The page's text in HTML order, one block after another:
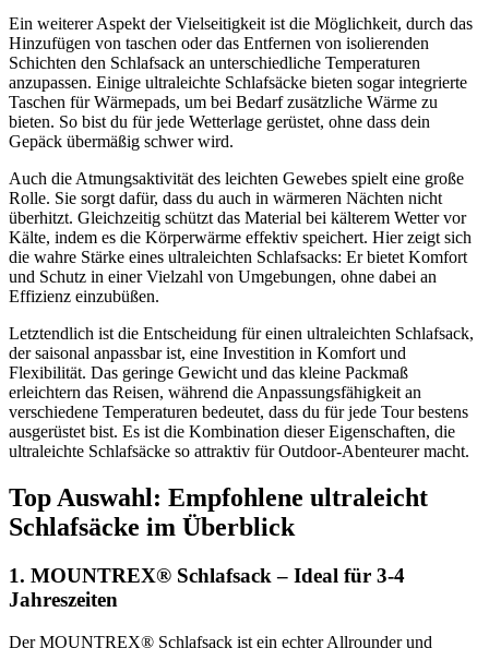
Ein weiterer Aspekt der Vielseitigkeit ist die Möglichkeit, durch das
Hinzufügen von taschen oder das Entfernen von isolierenden
Schichten den Schlafsack an unterschiedliche Temperaturen
anzupassen. Einige ultraleichte Schlafsäcke bieten sogar integrierte
Taschen für Wärmepads, um bei Bedarf zusätzliche Wärme zu
bieten. So bist du für jede Wetterlage gerüstet, ohne dass dein
Gepäck übermäßig schwer wird.
Auch die Atmungsaktivität des leichten Gewebes spielt eine große
Rolle. Sie sorgt dafür, dass du auch in wärmeren Nächten nicht
überhitzt. Gleichzeitig schützt das Material bei kälterem Wetter vor
Kälte, indem es die Körperwärme effektiv speichert. Hier zeigt sich
die wahre Stärke eines ultraleichten Schlafsacks: Er bietet Komfort
und Schutz in einer Vielzahl von Umgebungen, ohne dabei an
Effizienz einzubüßen.
Letztendlich ist die Entscheidung für einen ultraleichten Schlafsack,
der saisonal anpassbar ist, eine Investition in Komfort und
Flexibilität. Das geringe Gewicht und das kleine Packmaß
erleichtern das Reisen, während die Anpassungsfähigkeit an
verschiedene Temperaturen bedeutet, dass du für jede Tour bestens
ausgerüstet bist. Es ist die Kombination dieser Eigenschaften, die
ultraleichte Schlafsäcke so attraktiv für Outdoor-Abenteurer macht.
Top Auswahl: Empfohlene ultraleicht
Schlafsäcke im Überblick
1. MOUNTREX® Schlafsack – Ideal für 3-4
Jahreszeiten
Der MOUNTREX® Schlafsack ist ein echter Allrounder und